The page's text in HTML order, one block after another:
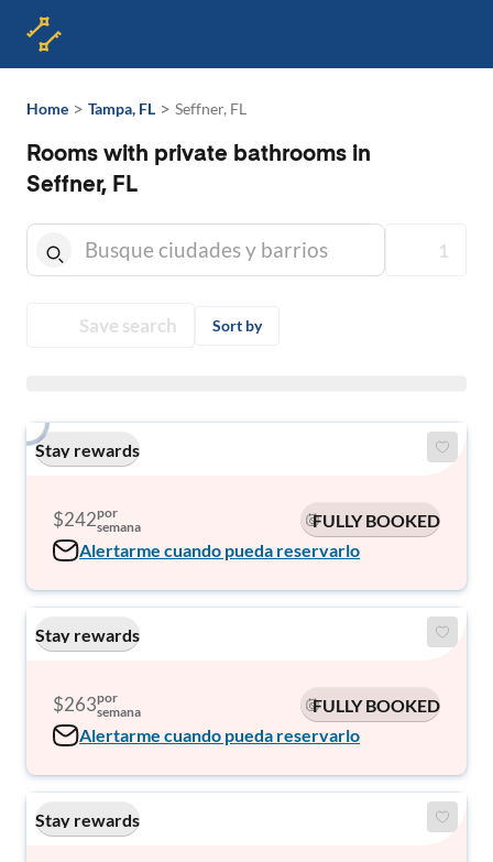
Home > Tampa, FL > Seffner, FL
Rooms with private bathrooms in
Seffner, FL
1
Save search Sort by
Stay rewards
$242por
semana
FULLY BOOKED
Alertarme cuando pueda reservarlo
Stay rewards
$263por
semana
FULLY BOOKED
Alertarme cuando pueda reservarlo
Stay rewards